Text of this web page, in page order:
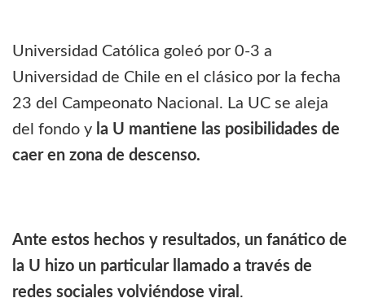
Universidad Católica goleó por 0-3 a
Universidad de Chile en el clásico por la fecha
23 del Campeonato Nacional. La UC se aleja
del fondo y la U mantiene las posibilidades de
caer en zona de descenso.
Ante estos hechos y resultados, un fanático de
la U hizo un particular llamado a través de
redes sociales volviéndose viral .